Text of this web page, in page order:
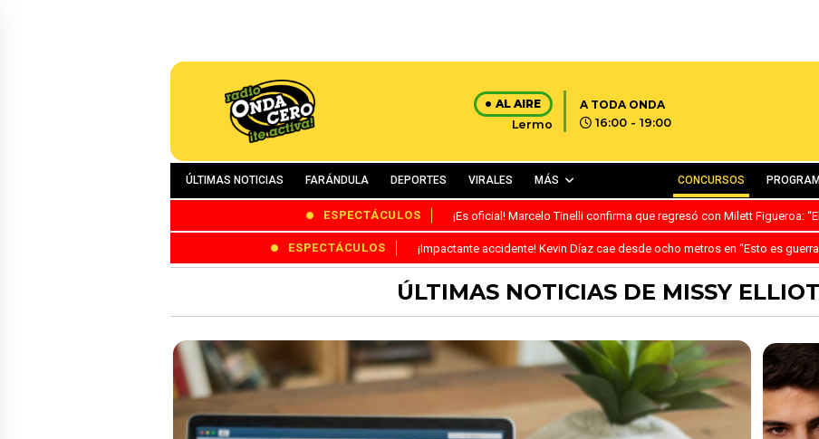
AL AIRE
Lermo
A TODA ONDA
16:00 - 19:00
ÚLTIMAS NOTICIAS FARÁNDULA DEPORTES VIRALES MÁS CONCURSOS
ESPECTÁCULOS ¡Es oficial! Marcelo Tinelli confirma que regresó con Milett Figueroa:
ESPECTÁCULOS ¡Impactante accidente! Kevin Díaz cae desde ocho metros en “Esto es
ÚLTIMAS NOTICIAS DE MISSY ELLIOT